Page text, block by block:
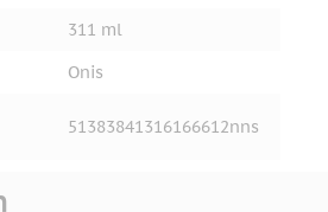
311 ml
Onis
51383841316166612nns